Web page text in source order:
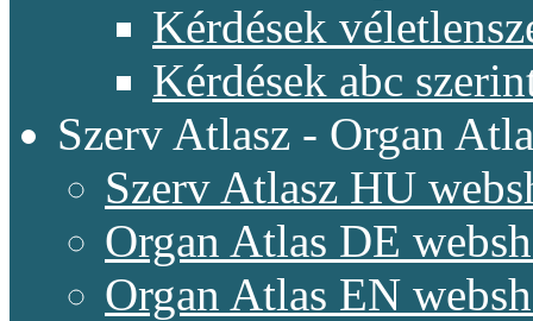
Kérdések
Kérdések abc
Szerv Atlasz - Organ
Szerv Atlasz HU
Organ Atlas DE
Organ Atlas EN